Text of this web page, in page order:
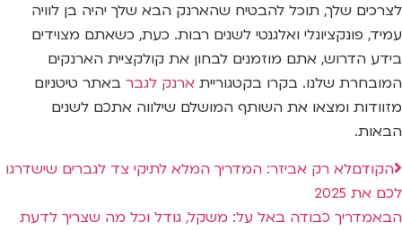
לצרכים שלך, תוכל להבטיח שהארנק הבא שלך יהיה בן לוויה
עמיד, פונקציונלי ואלגנטי לשנים רבות. כעת, כשאתם מצוידים
בידע הדרוש, אתם מוזמנים לבחון את קולקציית הארנקים
המובחרת שלנו. בקרו בקטגוריית ארנק לגבר באתר טיטניום
מזוודות ומצאו את השותף המושלם שילווה אתכם לשנים
הבאות.
הקודםלא רק אביזר: המדריך המלא לתיקי צד לגברים שישדרגו
לכם את 2025
הבאמדריך כבודה באל על: משקל, גודל וכל מה שצריך לדעת